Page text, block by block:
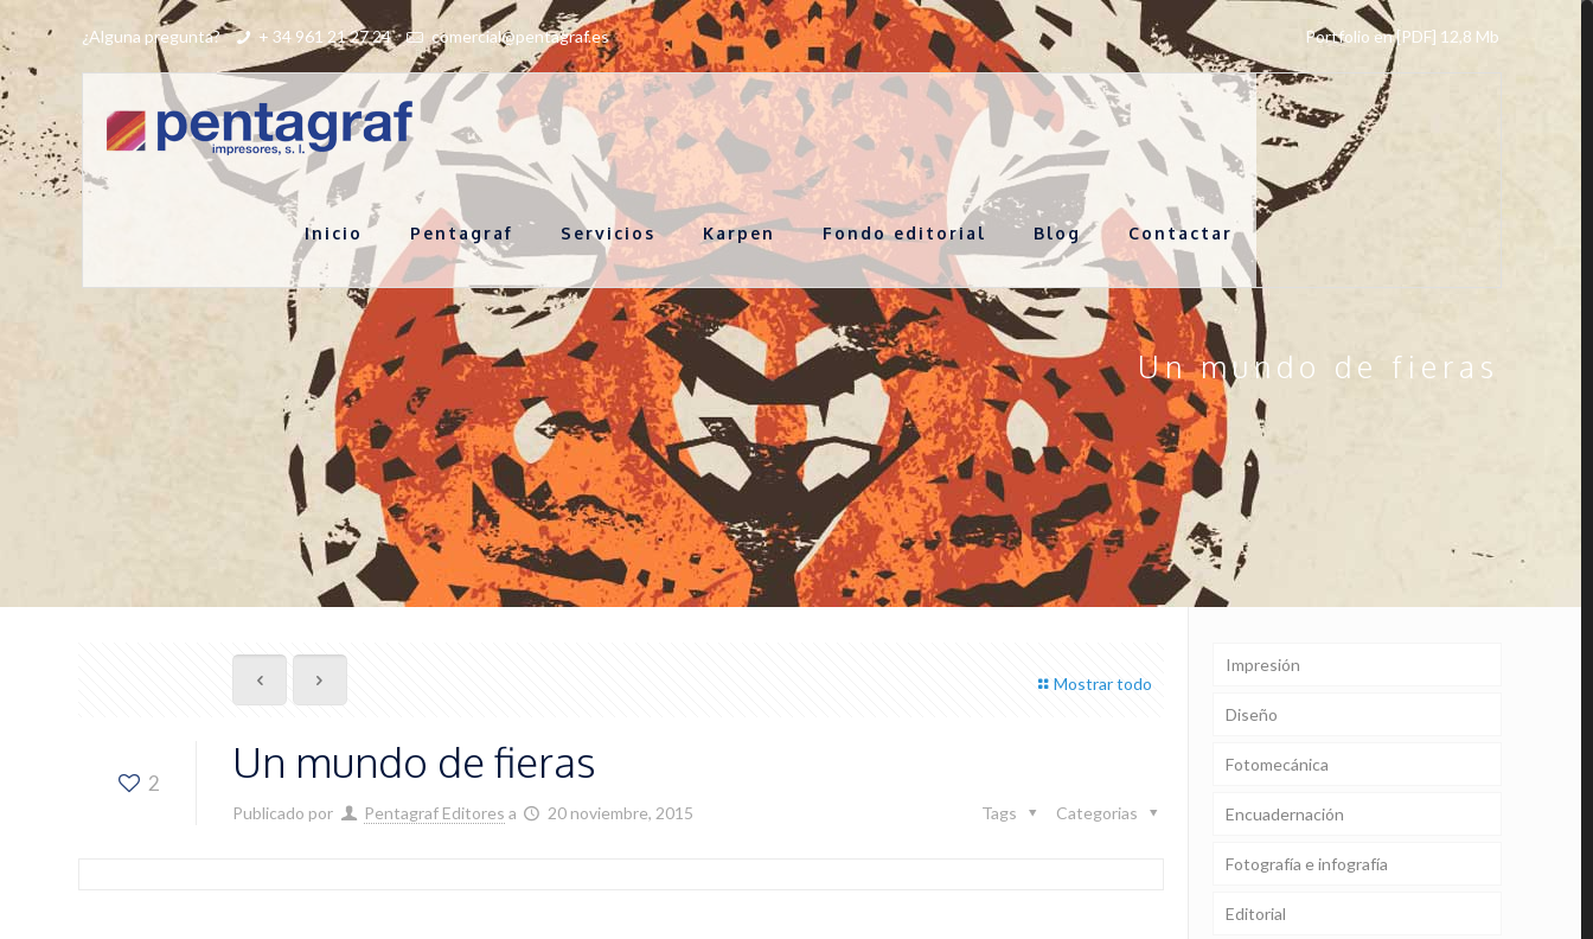
¿Alguna pregunta? + 34 961 21 27 24 comercial@pentagraf.es Portfolio en [PDF] 12,8 Mb
Inicio Pentagraf Servicios Karpen Fondo editorial Blog Contactar
Un mundo de fieras
Mostrar todo
2 Un mundo de fieras
Publicado por Pentagraf Editores a 20 noviembre, 2015 Categorias
Tags
Impresión
Diseño
Fotomecánica
Encuadernación
Fotografía e infografía
Editorial